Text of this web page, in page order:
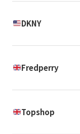
DKNY
Fredperry
Topshop